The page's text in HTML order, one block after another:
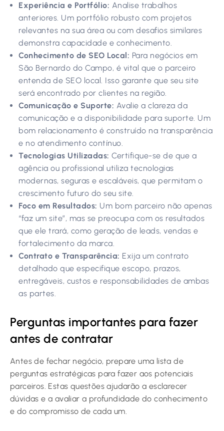
Experiência e Portfólio: Analise trabalhos
anteriores. Um portfólio robusto com projetos
relevantes na sua área ou com desafios similares
demonstra capacidade e conhecimento.
Conhecimento de SEO Local: Para negócios em
São Bernardo do Campo, é vital que o parceiro
entenda de SEO local. Isso garante que seu site
será encontrado por clientes na região.
Comunicação e Suporte: Avalie a clareza da
comunicação e a disponibilidade para suporte. Um
bom relacionamento é construído na transparência
e no atendimento contínuo.
Tecnologias Utilizadas: Certifique-se de que a
agência ou profissional utiliza tecnologias
modernas, seguras e escaláveis, que permitam o
crescimento futuro do seu site.
Foco em Resultados: Um bom parceiro não apenas
“faz um site”, mas se preocupa com os resultados
que ele trará, como geração de leads, vendas e
fortalecimento da marca.
Contrato e Transparência: Exija um contrato
detalhado que especifique escopo, prazos,
entregáveis, custos e responsabilidades de ambas
as partes.
Perguntas importantes para fazer
antes de contratar
Antes de fechar negócio, prepare uma lista de
perguntas estratégicas para fazer aos potenciais
parceiros. Estas questões ajudarão a esclarecer
dúvidas e a avaliar a profundidade do conhecimento
e do compromisso de cada um.